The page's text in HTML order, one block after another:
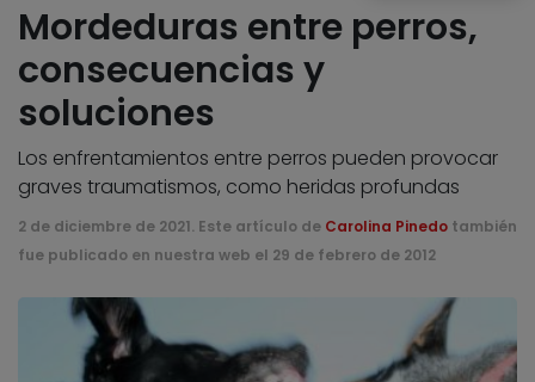
Mordeduras entre perros,
consecuencias y
soluciones
Los enfrentamientos entre perros pueden provocar
graves traumatismos, como heridas profundas
2 de diciembre de 2021. Este artículo de Carolina Pinedo también
fue publicado en nuestra web el 29 de febrero de 2012